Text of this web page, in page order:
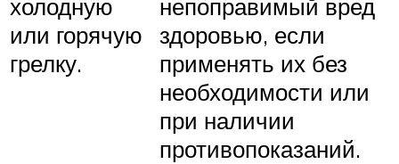
холодную
или горячую
грелку.
непоправимый вред
здоровью, если
применять их без
необходимости или
при наличии
противопоказаний.